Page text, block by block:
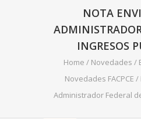
NOTA
INGRESOS
Home / Novedades /
Novedades FACPCE /
Administrador Federal